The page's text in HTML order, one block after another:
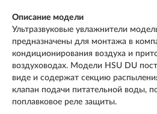
Описание модели
Ультразвуковые увлажнители
предназначены для монтажа в
кондиционирования воздуха и
воздуховодах. Модели HSU DU
виде и содержат секцию
клапан подачи питательной воды,
поплавковое реле защиты.